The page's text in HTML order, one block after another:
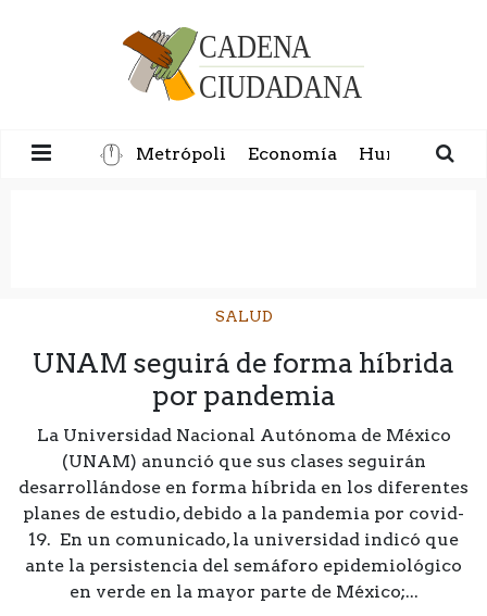
Metrópoli Economía Humanidad
SALUD
UNAM seguirá de forma híbrida
por pandemia
La Universidad Nacional Autónoma de México
(UNAM) anunció que sus clases seguirán
desarrollándose en forma híbrida en los diferentes
planes de estudio, debido a la pandemia por covid-
19. En un comunicado, la universidad indicó que
ante la persistencia del semáforo epidemiológico
en verde en la mayor parte de México;...